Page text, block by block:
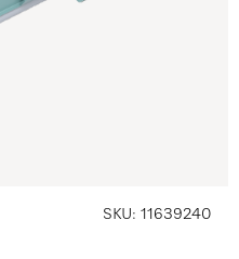
SKU 11639240